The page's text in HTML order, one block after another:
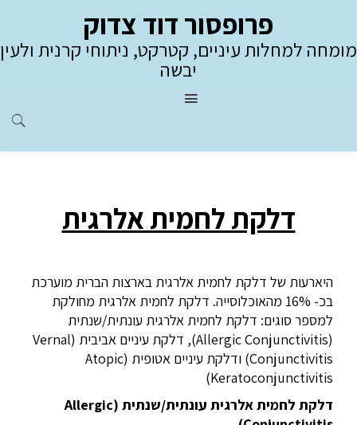
פרופסור דוד צדוק
מומחה למחלות עיניים, קטרקט, ניתוחי קרנית ולעין
יבשה
דלקת לחמית אלרגית
היארעות של דלקת לחמית אלרגית בארצות הברית מוערכת
בכ- 16% מהאוכלוסייה. דלקת לחמית אלרגית מחולקת
למספר סוגים: דלקת לחמית אלרגית עונתית/שנתית
(Allergic Conjunctivitis), דלקת עיניים אביבית (Vernal
Conjunctivitis) ודלקת עיניים אטופית (Atopic
Keratoconjunctivitis)
דלקת לחמית אלרגית עונתית/שנתית (Allergic